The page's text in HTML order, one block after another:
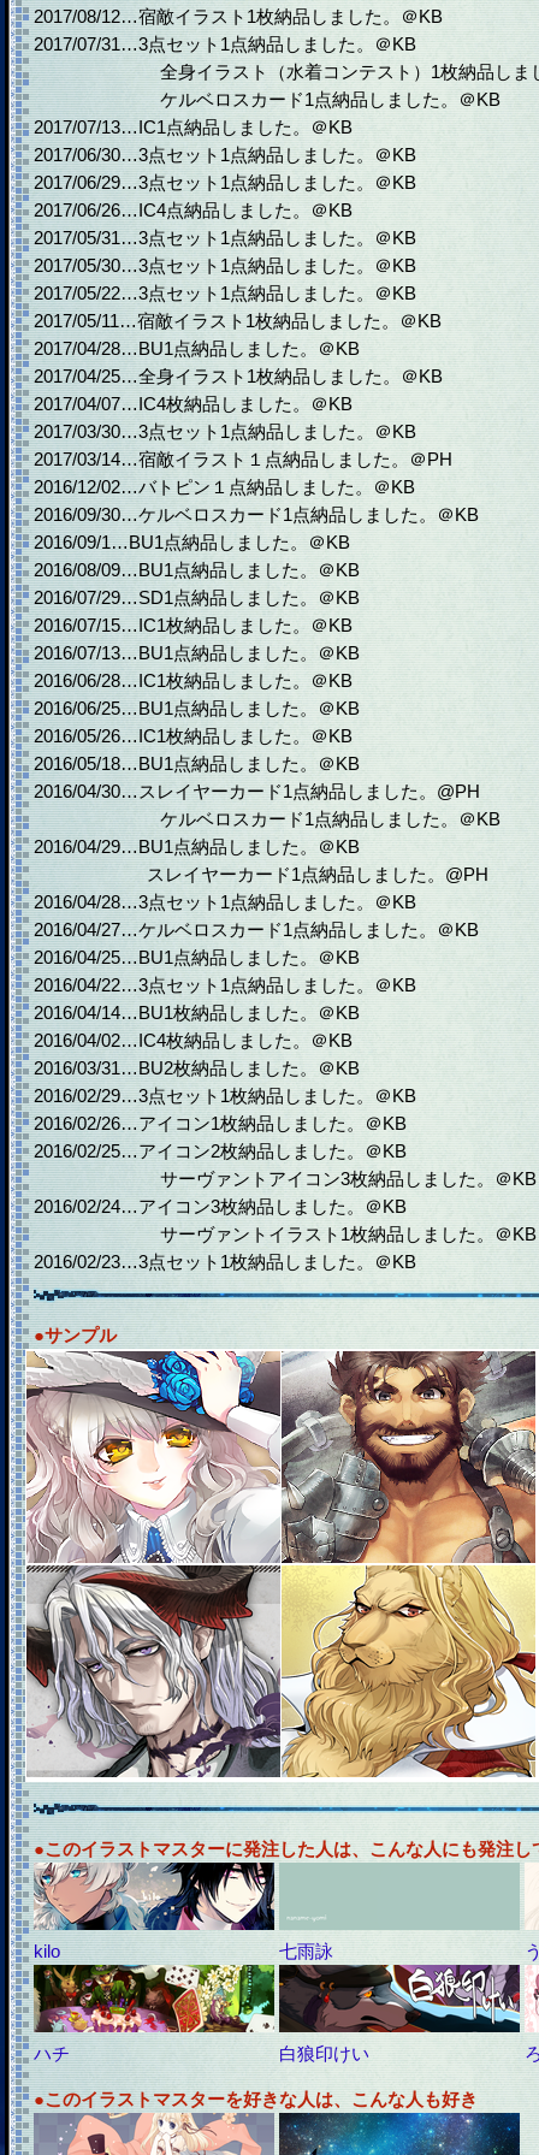
2017/08/12…宿敵イラスト1枚納品しました。＠KB
2017/07/31…3点セット1点納品しました。＠KB
全身イラスト（水着コンテスト）1枚納品しまし
ケルベロスカード1点納品しました。＠KB
2017/07/13…IC1点納品しました。＠KB
2017/06/30…3点セット1点納品しました。＠KB
2017/06/29…3点セット1点納品しました。＠KB
2017/06/26…IC4点納品しました。＠KB
2017/05/31…3点セット1点納品しました。＠KB
2017/05/30…3点セット1点納品しました。＠KB
2017/05/22…3点セット1点納品しました。＠KB
2017/05/11…宿敵イラスト1枚納品しました。＠KB
2017/04/28…BU1点納品しました。＠KB
2017/04/25…全身イラスト1枚納品しました。＠KB
2017/04/07…IC4枚納品しました。＠KB
2017/03/30…3点セット1点納品しました。＠KB
2017/03/14…宿敵イラスト１点納品しました。＠PH
2016/12/02…バトピン１点納品しました。＠KB
2016/09/30…ケルベロスカード1点納品しました。＠KB
2016/09/1…BU1点納品しました。＠KB
2016/08/09…BU1点納品しました。＠KB
2016/07/29…SD1点納品しました。＠KB
2016/07/15…IC1枚納品しました。＠KB
2016/07/13…BU1点納品しました。＠KB
2016/06/28…IC1枚納品しました。＠KB
2016/06/25…BU1点納品しました。＠KB
2016/05/26…IC1枚納品しました。＠KB
2016/05/18…BU1点納品しました。＠KB
2016/04/30…スレイヤーカード1点納品しました。@PH
ケルベロスカード1点納品しました。＠KB
2016/04/29…BU1点納品しました。＠KB
スレイヤーカード1点納品しました。@PH
2016/04/28…3点セット1点納品しました。＠KB
2016/04/27…ケルベロスカード1点納品しました。＠KB
2016/04/25…BU1点納品しました。＠KB
2016/04/22…3点セット1点納品しました。＠KB
2016/04/14…BU1枚納品しました。＠KB
2016/04/02…IC4枚納品しました。＠KB
2016/03/31…BU2枚納品しました。＠KB
2016/02/29…3点セット1枚納品しました。＠KB
2016/02/26…アイコン1枚納品しました。＠KB
2016/02/25…アイコン2枚納品しました。＠KB
サーヴァントアイコン3枚納品しました。＠KB
2016/02/24…アイコン3枚納品しました。＠KB
サーヴァントイラスト1枚納品しました。＠KB
2016/02/23…3点セット1枚納品しました。＠KB
●サンプル
●このイラストマスターに発注した人は、こんな人にも発注し
kilo 七雨詠
ハチ 白狼印けい
●このイラストマスターを好きな人は、こんな人も好き